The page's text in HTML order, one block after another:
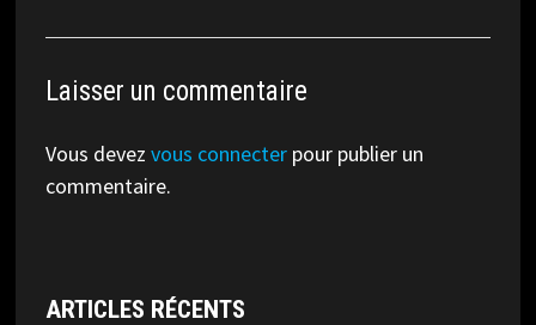
Laisser un commentaire
Vous devez vous connecterpour publier un
commentaire.
ARTICLES RÉCENTS